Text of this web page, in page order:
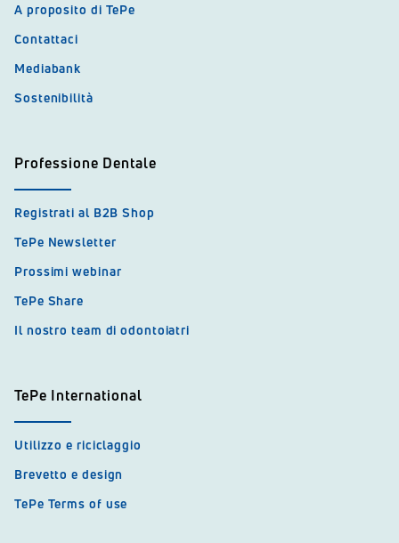
A proposito di TePe
Contattaci
Mediabank
Sostenibilità
Professione Dentale
Registrati al B2B Shop
TePe Newsletter
Prossimi webinar
TePe Share
Il nostro team di odontoiatri
TePe International
Utilizzo e riciclaggio
Brevetto e design
TePe Terms of use